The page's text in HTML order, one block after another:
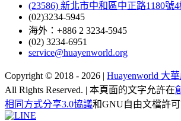
(23586) 新北市中和區中正路1180號
(02)3234-5945
海外：+886 2 3234-5945
(02) 3234-6951
service@huayenworld.org
Copyright © 2018 - 2026 | Huayenworld 大
All Rights Reserved. | 本頁面的文字允許在
相同方式分享3.0協議和GNU自由文檔許
Facebook
X
WeChat
YouTube
LINE